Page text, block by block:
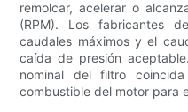
remolcar, acelerar o
(RPM). Los fabricantes
caudales máximos y el
caída de presión
nominal del filtro
combustible del motor para